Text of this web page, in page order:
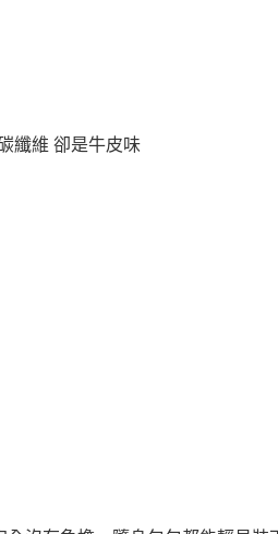
纖維 卻是牛皮味